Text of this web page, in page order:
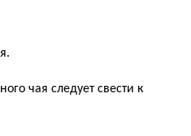
чая следует свести к